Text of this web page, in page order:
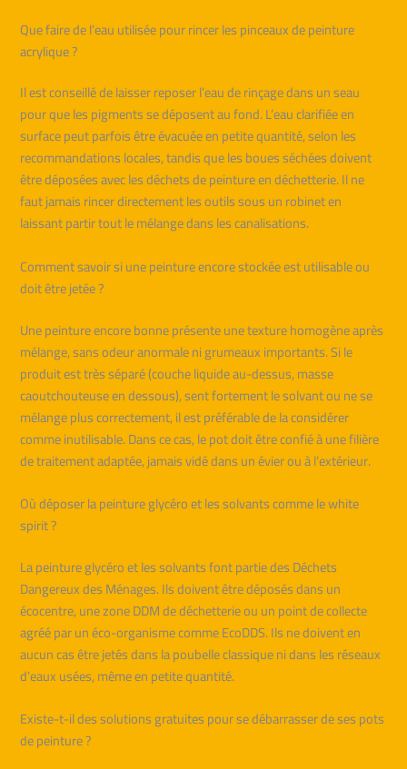
Que faire de l’eau utilisée pour rincer les pinceaux de peinture
acrylique ?
Il est conseillé de laisser reposer l’eau de rinçage dans un seau
pour que les pigments se déposent au fond. L’eau clarifiée en
surface peut parfois être évacuée en petite quantité, selon les
recommandations locales, tandis que les boues séchées doivent
être déposées avec les déchets de peinture en déchetterie. Il ne
faut jamais rincer directement les outils sous un robinet en
laissant partir tout le mélange dans les canalisations.
Comment savoir si une peinture encore stockée est utilisable ou
doit être jetée ?
Une peinture encore bonne présente une texture homogène après
mélange, sans odeur anormale ni grumeaux importants. Si le
produit est très séparé (couche liquide au-dessus, masse
caoutchouteuse en dessous), sent fortement le solvant ou ne se
mélange plus correctement, il est préférable de la considérer
comme inutilisable. Dans ce cas, le pot doit être confié à une filière
de traitement adaptée, jamais vidé dans un évier ou à l’extérieur.
Où déposer la peinture glycéro et les solvants comme le white
spirit ?
La peinture glycéro et les solvants font partie des Déchets
Dangereux des Ménages. Ils doivent être déposés dans un
écocentre, une zone DDM de déchetterie ou un point de collecte
agréé par un éco-organisme comme EcoDDS. Ils ne doivent en
aucun cas être jetés dans la poubelle classique ni dans les réseaux
d’eaux usées, même en petite quantité.
Existe-t-il des solutions gratuites pour se débarrasser de ses pots
de peinture ?